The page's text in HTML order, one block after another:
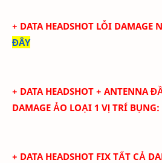
+ DATA HEADSHOT LỖI DAMAGE
ĐÂY
+ DATA HEADSHOT + ANTENNA
DAMAGE ẢO LOẠI 1 VỊ TRÍ BỤNG:
+ DATA HEADSHOT FIX TẤT CẢ